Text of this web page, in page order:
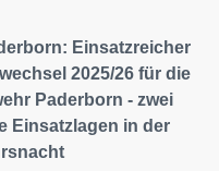
Einsatzreicher
2025/26 für die
Paderborn - zwei
Einsatzlagen in der